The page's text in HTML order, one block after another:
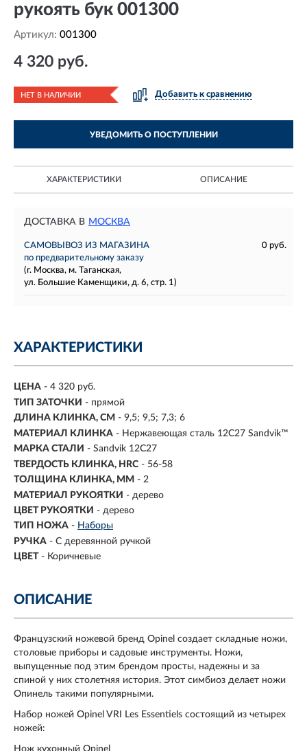
рукоять бук 001300
Артикул: 001300
4 320 руб.
НЕТ В НАЛИЧИИ Добавить к сравнению
УВЕДОМИТЬ О ПОСТУПЛЕНИИ
ХАРАКТЕРИСТИКИ ОПИСАНИЕ
ДОСТАВКА В МОСКВА
САМОВЫВОЗ ИЗ МАГАЗИНА
0 руб.
по предварительному заказу
(г. Москва, м. Таганская,
ул. Большие Каменщики, д. 6, стр. 1)
ХАРАКТЕРИСТИКИ
ЦЕНА - 4 320 руб.
ТИП ЗАТОЧКИ - прямой
ДЛИНА КЛИНКА, СМ - 9,5; 9,5; 7,3; 6
МАТЕРИАЛ КЛИНКА - Нержавеющая сталь 12С27 Sandvik™
МАРКА СТАЛИ - Sandvik 12C27
ТВЕРДОСТЬ КЛИНКА, HRC - 56-58
ТОЛЩИНА КЛИНКА, ММ - 2
МАТЕРИАЛ РУКОЯТКИ - дерево
ЦВЕТ РУКОЯТКИ - дерево
ТИП НОЖА - Наборы
РУЧКА - С деревянной ручкой
ЦВЕТ - Коричневые
ОПИСАНИЕ
Французский ножевой бренд Opinel создает складные ножи,
столовые приборы и садовые инструменты. Ножи,
выпущенные под этим брендом просты, надежны и за
спиной у них столетняя история. Этот симбиоз делает ножи
Опинель такими популярными.
Набор ножей Opinel VRI Les Essentiels состоящий из четырех
ножей: